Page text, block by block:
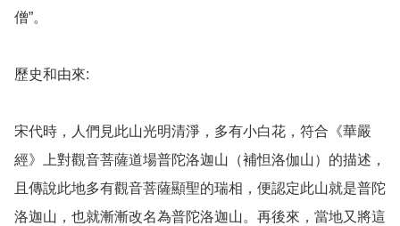
僧”。
歷史和由來:
宋代時，人們見此山光明清淨，多有小白花，符合《華嚴
經》上對觀音菩薩道場普陀洛迦山（補怛洛伽山）的描述，
且傳說此地多有觀音菩薩顯聖的瑞相，便認定此山就是普陀
洛迦山，也就漸漸改名為普陀洛迦山。再後來，當地又將這